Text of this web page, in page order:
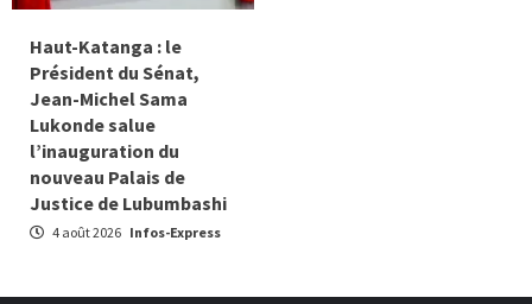
Haut-Katanga : le
Président du Sénat,
Jean-Michel Sama
Lukonde salue
l’inauguration du
nouveau Palais de
Justice de Lubumbashi
4 août 2026 Infos-Express